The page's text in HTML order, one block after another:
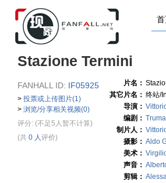
Stazione Termini
FANHALL ID: IF05925
> 投票或上传图片(1)
> 浏览/分享相关视频(0)
评分: (不足5人暂不计算)
(共 0 人评价)
片名：
其它片名： 终站/
导演：
编剧：
制片人：
摄影： Aldo
美术：
声音：
剪辑：